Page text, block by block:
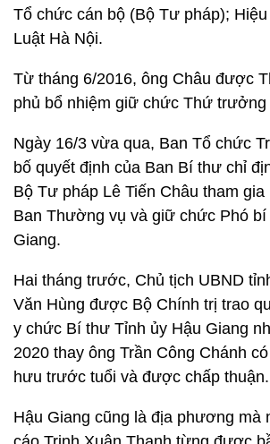
Tổ chức cán bộ (Bộ Tư pháp);
Luật Hà Nội.
Từ tháng 6/2016, ông Châu được
phủ bổ nhiệm giữ chức Thứ trưởng
Ngày 16/3 vừa qua, Ban Tổ chức
bố quyết định của Ban Bí thư chỉ
Bộ Tư pháp Lê Tiến Châu tham gia
Ban Thường vụ và giữ chức Phó
Giang.
Hai tháng trước, Chủ tịch UBND
Văn Hùng được Bộ Chính trị trao
y chức Bí thư Tỉnh ủy Hậu Giang
2020 thay ông Trần Công Chánh
hưu trước tuổi và được chấp thuận.
Hậu Giang cũng là địa phương mà